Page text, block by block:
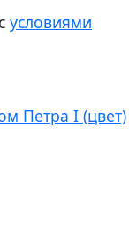
условиями
Петра I (цвет)